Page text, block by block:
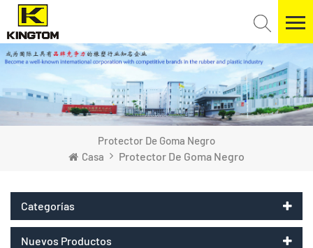
Protector De Goma Negro
Casa
Protector De Goma Negro
Categorías
Nuevos Productos